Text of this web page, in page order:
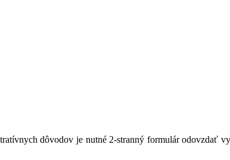
dôvodov je nutné 2-stranný formulár odovzdať